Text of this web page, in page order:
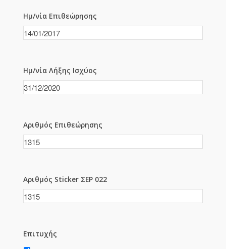
Ημ/νία Επιθεώρησης
Ημ/νία Λήξης Ισχύος
Αριθμός Επιθεώρησης
Αριθμός Sticker ΣΕΡ 022
Επιτυχής